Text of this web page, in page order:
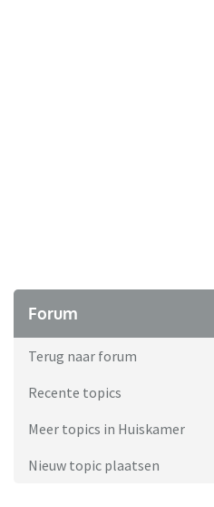
Forum
Terug naar forum
Recente topics
Meer topics in Huiskamer
Nieuw topic plaatsen